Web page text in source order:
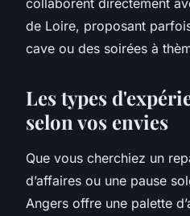
de Loire, proposant
cave ou des soirées à
Les types
selon vos envies
Que vous cherchiez un
d’affaires ou une pause
Angers offre une palette